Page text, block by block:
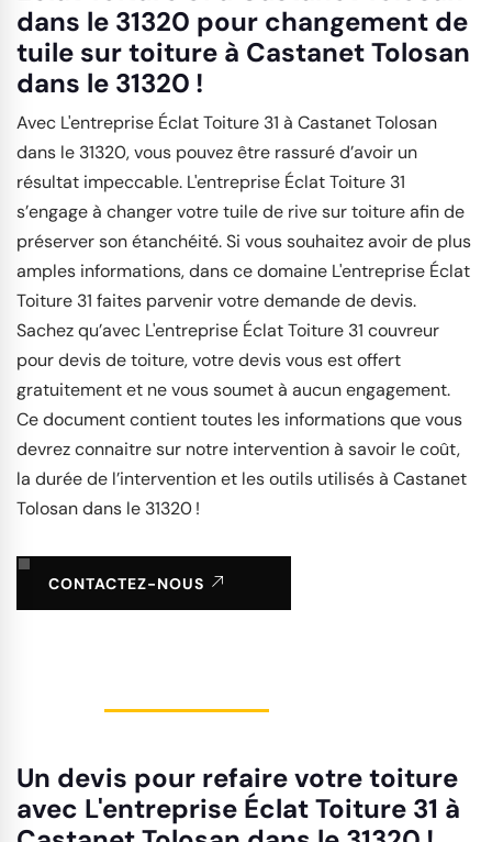
dans le 31320 pour changement de
tuile sur toiture à Castanet Tolosan
dans le 31320 !
Avec L'entreprise Éclat Toiture 31 à Castanet Tolosan
dans le 31320, vous pouvez être rassuré d’avoir un
résultat impeccable. L'entreprise Éclat Toiture 31
s’engage à changer votre tuile de rive sur toiture afin de
préserver son étanchéité. Si vous souhaitez avoir de plus
amples informations, dans ce domaine L'entreprise Éclat
Toiture 31 faites parvenir votre demande de devis.
Sachez qu’avec L'entreprise Éclat Toiture 31 couvreur
pour devis de toiture, votre devis vous est offert
gratuitement et ne vous soumet à aucun engagement.
Ce document contient toutes les informations que vous
devrez connaitre sur notre intervention à savoir le coût,
la durée de l’intervention et les outils utilisés à Castanet
Tolosan dans le 31320 !
CONTACTEZ-NOUS
Un devis pour refaire votre toiture
avec L'entreprise Éclat Toiture 31 à